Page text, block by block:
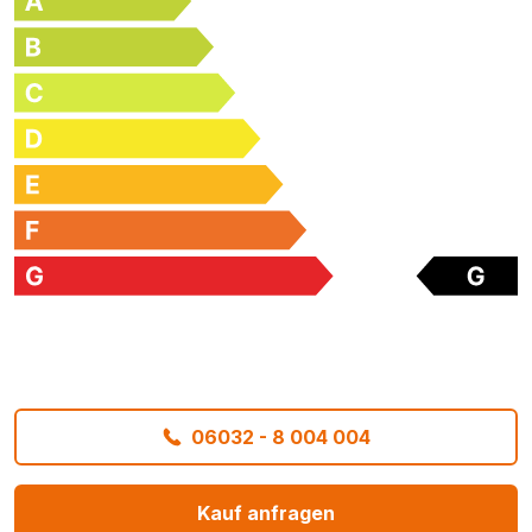
06032 - 8 004 004
Kauf anfragen